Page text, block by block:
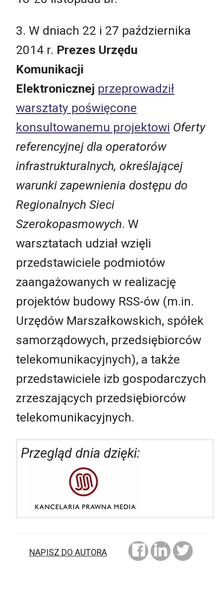
3. W dniach 22 i 27 października
2014 r. Prezes Urzędu
Komunikacji
Elektronicznej przeprowadził
warsztaty poświęcone
konsultowanemu projektowi Oferty
referencyjnej dla operatorów
infrastrukturalnych, określającej
warunki zapewnienia dostępu do
Regionalnych Sieci
Szerokopasmowych. W
warsztatach udział wzięli
przedstawiciele podmiotów
zaangażowanych w realizację
projektów budowy RSS-ów (m.in.
Urzędów Marszałkowskich, spółek
samorządowych, przedsiębiorców
telekomunikacyjnych), a także
przedstawiciele izb gospodarczych
zrzeszających przedsiębiorców
telekomunikacyjnych.
Przegląd dnia dzięki:
NAPISZ DO AUTORA